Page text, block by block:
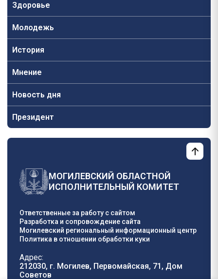
Здоровье
Молодежь
История
Мнение
Новость дня
Президент
МОГИЛЕВСКИЙ ОБЛАСТНОЙ
ИСПОЛНИТЕЛЬНЫЙ КОМИТЕТ
Ответственные за работу с сайтом
Разработка и сопровождение сайта
Могилевский региональный информационный центр
Политика в отношении обработки куки
Адрес:
212030, г. Могилев, Первомайская, 71, Дом
Cоветов